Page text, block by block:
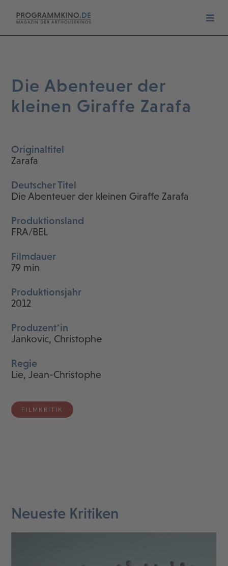
Die Abenteuer der
kleinen Giraffe Zarafa
Originaltitel
Zarafa
Deutscher Titel
Die Abenteuer der kleinen Giraffe Zarafa
Produktionsland
FRA/BEL
Filmdauer
79 min
Produktionsjahr
2012
Produzent*in
Jankovic, Christophe
Regie
Lie, Jean-Christophe
FILMKRITIK
Neueste Kritiken